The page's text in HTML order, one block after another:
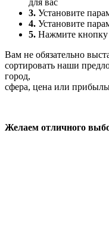
3. Установите
4. Установите
5. Нажмите кнопку
Вам не обязательно
сортировать наши
город,
сфера, цена или
Желаем отличного